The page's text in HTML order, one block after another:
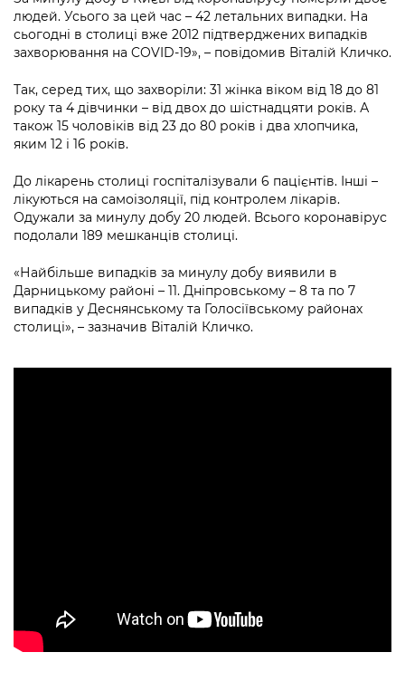
Підприємства, установи, організації
Kyiv International Relations
Гендерна політика
Київська міська військова адміністрація
Портал Захисників та Захисниць
Безбар'єрність
Портал послуг
Міський застосунок Київ Цифровий
Важливе під час воєнного стану
Уряд» – місцевий рівень»
Важливе під час воєнного стану
Про відкриті дані
Портал даних Києва
Публічні дашборди
людей. Усього за цей час – 42 летальних випадки. На
сьогодні в столиці вже 2012 підтверджених випадків
захворювання на COVID-19», – повідомив Віталій Кличко.
Так, серед тих, що захворіли: 31 жінка віком від 18 до 81
року та 4 дiвчинки – від двох до шістнадцяти років. А
також 15 чоловікiв від 23 до 80 років і два хлопчика,
яким 12 і 16 рокiв.
До лікарень столиці госпіталізували 6 пацієнтів. Інші –
лікуються на самоізоляції, під контролем лікарів.
Одужали за минулу добу 20 людей. Всього коронавірус
подолали 189 мешканців столиці.
«Найбільше випадків за минулу добу виявили в
Дарницькому районі – 11. Дніпровському – 8 та по 7
випадків у Деснянському та Голосіївському районах
столиці», – зазначив Віталій Кличко.